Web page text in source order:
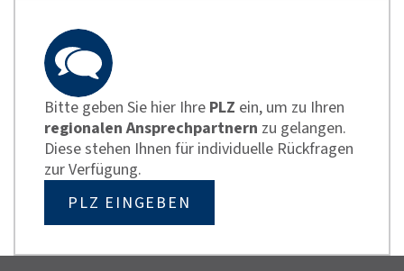
Bitte geben Sie hier Ihre PLZ ein, um zu Ihren
regionalen Ansprechpartnern zu gelangen.
Diese stehen Ihnen für individuelle Rückfragen
zur Verfügung.
PLZ EINGEBEN